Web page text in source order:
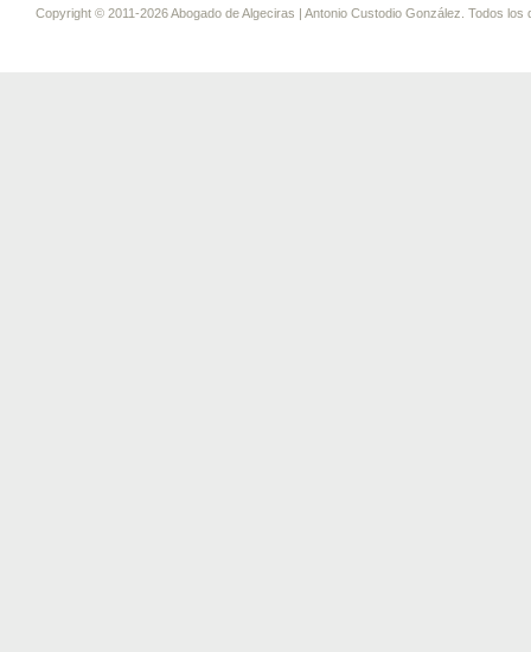
Copyright © 2011-2026 Abogado de Algeciras | Antonio Custodio González. Todos